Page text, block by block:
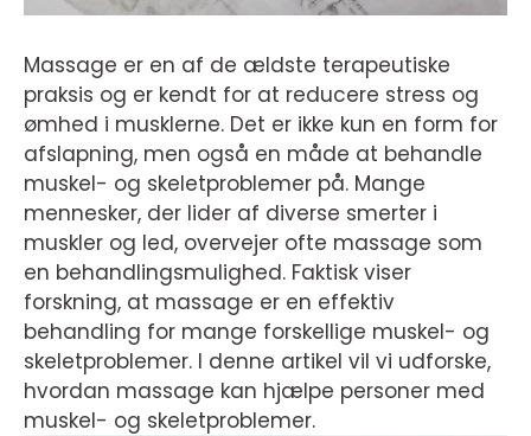
Massage er en af ​​de ældste terapeutiske
praksis og er kendt for at reducere stress og
ømhed i musklerne. Det er ikke kun en form for
afslapning, men også en måde at behandle
muskel- og skeletproblemer på. Mange
mennesker, der lider af diverse smerter i
muskler og led, overvejer ofte massage som
en behandlingsmulighed. Faktisk viser
forskning, at massage er en effektiv
behandling for mange forskellige muskel- og
skeletproblemer. I denne artikel vil vi udforske,
hvordan massage kan hjælpe personer med
muskel- og skeletproblemer.